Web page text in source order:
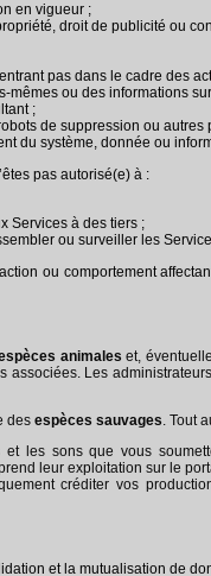
en vigueur ;
droit de publicité ou
pas dans le cadre des
ou des informations
;
de suppression ou
du système, donnée ou
pas autorisé(e) à :
Services à des tiers ;
ou surveiller les
ou comportement
animales et,
Les
des espèces sauvages. Tout
les sons que vous
leur exploitation sur le
créditer vos
et la mutualisation de